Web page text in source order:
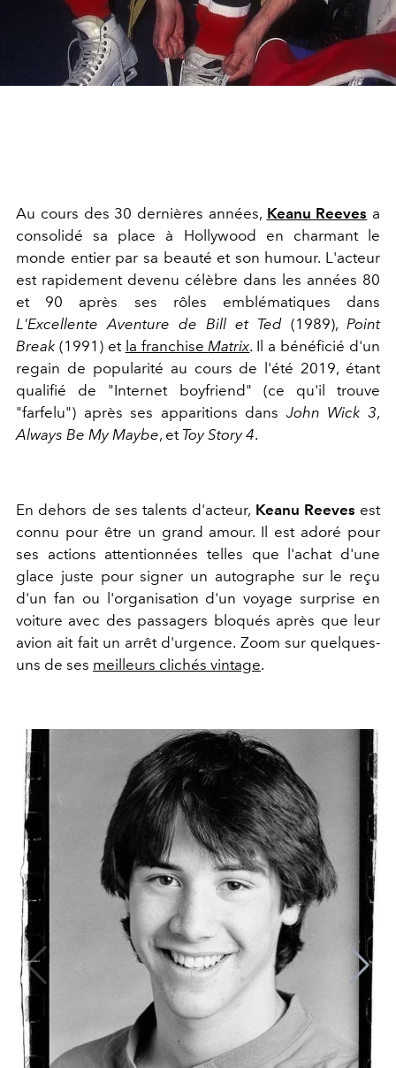
Au cours des 30 dernières années, Keanu Reeves a
consolidé sa place à Hollywood en charmant le
monde entier par sa beauté et son humour. L'acteur
est rapidement devenu célèbre dans les années 80
et 90 après ses rôles emblématiques dans
L'Excellente Aventure de Bill et Ted (1989), Point
Break (1991) et la franchiseMatrix. Il a bénéficié d'un
regain de popularité au cours de l'été 2019, étant
qualifié de "Internet boyfriend" (ce qu'il trouve
"farfelu") après ses apparitions dans John Wick 3,
Always Be My Maybe, et Toy Story 4.
En dehors de ses talents d'acteur, Keanu Reeves est
connu pour être un grand amour. Il est adoré pour
ses actions attentionnées telles que l'achat d'une
glace juste pour signer un autographe sur le reçu
d'un fan ou l'organisation d'un voyage surprise en
voiture avec des passagers bloqués après que leur
avion ait fait un arrêt d'urgence. Zoom sur quelques-
uns de ses meilleurs clichés vintage.